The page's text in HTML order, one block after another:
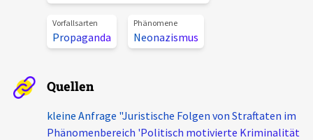
Alle Beiträge
Pressemitteilungen
Podcasts
Über uns
Projektbeschreibung
Unterstützer_innen
Vorfallsarten
Propaganda
Phänomene
Neonazismus
Quellen
kleine Anfrage "Juristische Folgen von Straftaten im
Phänomenbereich 'Politisch motivierte Kriminalität